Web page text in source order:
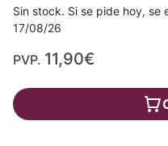
Sin stock. Si se pide hoy, se
17/08/26
PVP. 11,90€